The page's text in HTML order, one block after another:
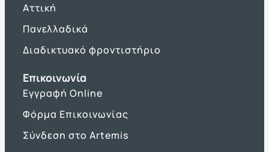
Αττική
Πανελλαδικά
Διαδικτυακό φροντιστήριο
Επικοινωνία
Εγγραφή Online
Φόρμα Επικοινωνίας
Σύνδεση στο Artemis